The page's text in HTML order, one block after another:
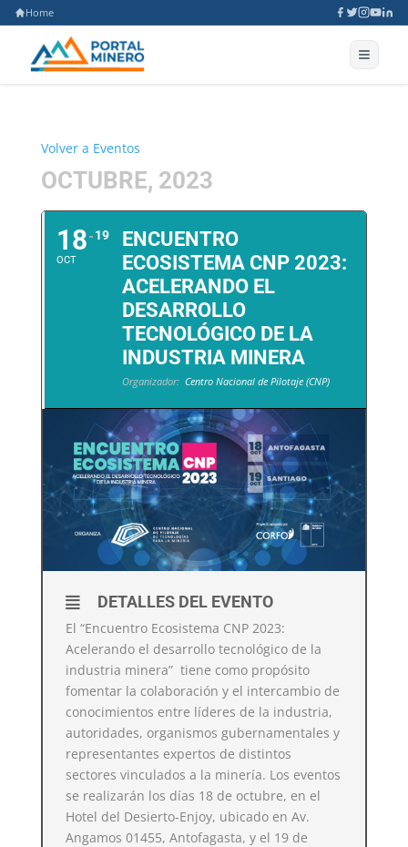
Home
Volver a Eventos
OCTUBRE, 2023
18
OCT
19
ENCUENTRO
ECOSISTEMA CNP 2023:
ACELERANDO EL
DESARROLLO
TECNOLÓGICO DE LA
INDUSTRIA MINERA
Organizador: Centro Nacional de Pilotaje (CNP)
DETALLES DEL EVENTO
El “Encuentro Ecosistema CNP 2023:
Acelerando el desarrollo tecnológico de la
industria minera” tiene como propósito
fomentar la colaboración y el intercambio de
conocimientos entre líderes de la industria,
autoridades, organismos gubernamentales y
representantes expertos de distintos
sectores vinculados a la minería. Los eventos
se realizarán los días 18 de octubre, en el
Hotel del Desierto-Enjoy, ubicado en Av.
Angamos 01455, Antofagasta, y el 19 de